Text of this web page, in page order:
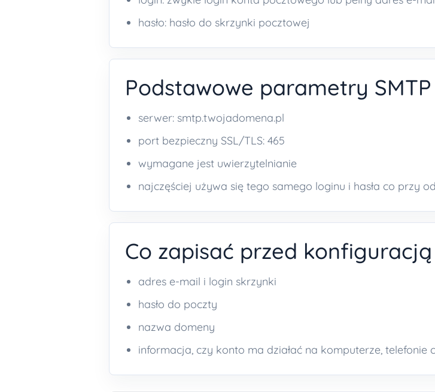
hasło: hasło do skrzynki pocztowej
Podstawowe parametry SMTP
serwer: smtp.twojadomena.pl
port bezpieczny SSL/TLS: 465
wymagane jest uwierzytelnianie
najczęściej używa się tego samego loginu i hasła co przy
Co zapisać przed konfiguracją
adres e-mail i login skrzynki
hasło do poczty
nazwa domeny
informacja, czy konto ma działać na komputerze, telefonie